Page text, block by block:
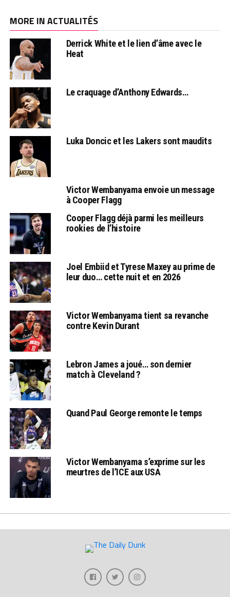
MORE IN ACTUALITÉS
Derrick White et le lien d’âme avec le
Heat
Le craquage d’Anthony Edwards…
Luka Doncic et les Lakers sont maudits
Victor Wembanyama envoie un message
à Cooper Flagg
Cooper Flagg déjà parmi les meilleurs
rookies de l’histoire
Joel Embiid et Tyrese Maxey au prime de
leur duo… cette nuit et en 2026
Victor Wembanyama tient sa revanche
contre Kevin Durant
Lebron James a joué… son dernier
match à Cleveland ?
Quand Paul George remonte le temps
Victor Wembanyama s’exprime sur les
meurtres de l’ICE aux USA